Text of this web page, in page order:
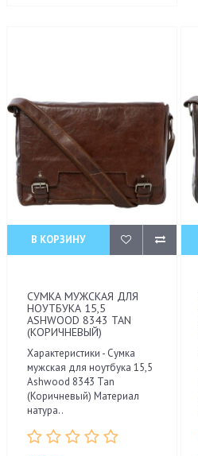
В КОРЗИНУ
СУМКА МУЖСКАЯ ДЛЯ
НОУТБУКА 15,5
ASHWOOD 8343 TAN
(КОРИЧНЕВЫЙ)
Характеристики - Сумка
мужская для ноутбука 15,5
Ashwood 8343 Tan
(Коричневый) Материал
натура..